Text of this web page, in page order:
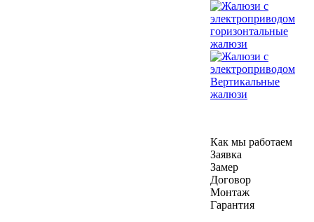
горизонтальные
жалюзи
Вертикальные
жалюзи
Как мы работаем
Заявка
Замер
Договор
Монтаж
Гарантия